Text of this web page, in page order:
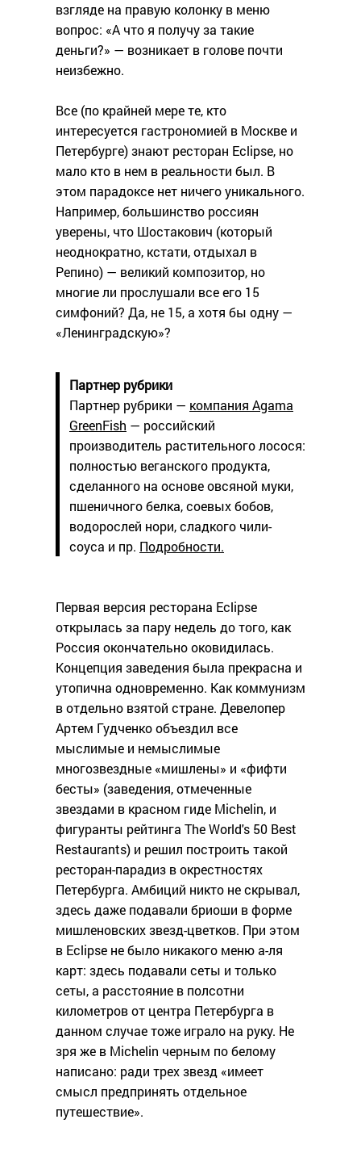
взгляде на правую колонку в меню
вопрос: «А что я получу за такие
деньги?» — возникает в голове почти
неизбежно.
Все (по крайней мере те, кто
интересуется гастрономией в Москве и
Петербурге) знают ресторан Eclipse, но
мало кто в нем в реальности был. В
этом парадоксе нет ничего уникального.
Например, большинство россиян
уверены, что Шостакович (который
неоднократно, кстати, отдыхал в
Репино) — великий композитор, но
многие ли прослушали все его 15
симфоний? Да, не 15, а хотя бы одну —
«Ленинградскую»?
Партнер рубрики
Партнер рубрики — компания Agama
GreenFish — российский
производитель растительного лосося:
полностью веганского продукта,
сделанного на основе овсяной муки,
пшеничного белка, соевых бобов,
водорослей нори, сладкого чили-
соуса и пр. Подробности.
Первая версия ресторана Eclipse
открылась за пару недель до того, как
Россия окончательно оковидилась.
Концепция заведения была прекрасна и
утопична одновременно. Как коммунизм
в отдельно взятой стране. Девелопер
Артем Гудченко объездил все
мыслимые и немыслимые
многозвездные «мишлены» и «фифти
бесты» (заведения, отмеченные
звездами в красном гиде Michelin, и
фигуранты рейтинга The World's 50 Best
Restaurants) и решил построить такой
ресторан-парадиз в окрестностях
Петербурга. Амбиций никто не скрывал,
здесь даже подавали бриоши в форме
мишленовских звезд-цветков. При этом
в Eclipse не было никакого меню а-ля
карт: здесь подавали сеты и только
сеты, а расстояние в полсотни
километров от центра Петербурга в
данном случае тоже играло на руку. Не
зря же в Michelin черным по белому
написано: ради трех звезд «имеет
смысл предпринять отдельное
путешествие».